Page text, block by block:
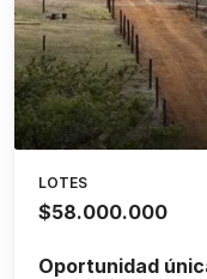
LOTES
$58.000.000
Oportunidad